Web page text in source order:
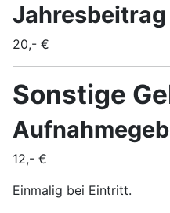
Jahresbeitrag
20,- €
Sonstige
12,- €
Einmalig bei Eintritt.